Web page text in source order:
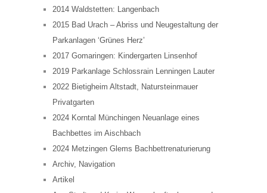
2014 Waldstetten: Langenbach
2015 Bad Urach – Abriss und Neugestaltung der
Parkanlagen ‘Grünes Herz’
2017 Gomaringen: Kindergarten Linsenhof
2019 Parkanlage Schlossrain Lenningen Lauter
2022 Bietigheim Altstadt, Natursteinmauer
Privatgarten
2024 Korntal Münchingen Neuanlage eines
Bachbettes im Aischbach
2024 Metzingen Glems Bachbettrenaturierung
Archiv, Navigation
Artikel